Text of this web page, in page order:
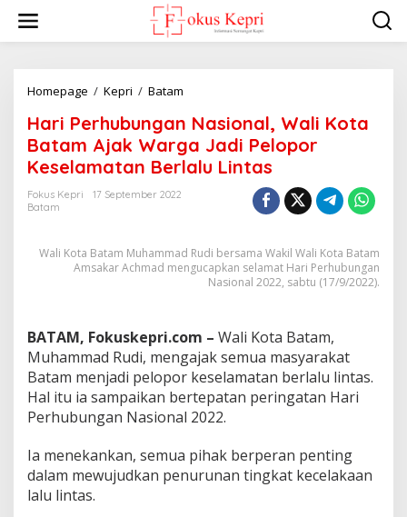
w
Homepage / Kepri / Batam
r
i
P
e
u
n
N
a
s
o
l
W
Hari Perhubungan Nasional, Wali Kota
Batam Ajak Warga Jadi Pelopor
Keselamatan Berlalu Lintas
Fokus Kepri
17 September 2022
Batam
Wali Kota Batam Muhammad Rudi bersama Wakil Wali Kota Batam
Amsakar Achmad mengucapkan selamat Hari Perhubungan
Nasional 2022, sabtu (17/9/2022).
BATAM, Fokuskepri.com – Wali Kota Batam,
Muhammad Rudi, mengajak semua masyarakat
Batam menjadi pelopor keselamatan berlalu lintas.
Hal itu ia sampaikan bertepatan peringatan Hari
Perhubungan Nasional 2022.
Ia menekankan, semua pihak berperan penting
dalam mewujudkan penurunan tingkat kecelakaan
lalu lintas.